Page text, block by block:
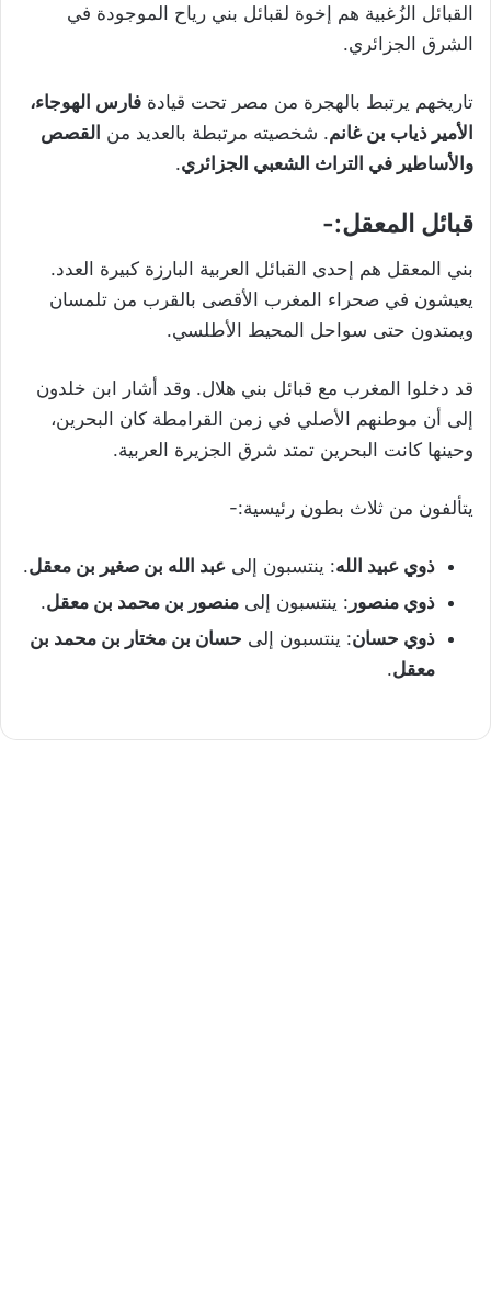
القبائل الزُغبية هم إخوة لقبائل بني رياح الموجودة في
الشرق الجزائري.
تاريخهم يرتبط بالهجرة من مصر تحت قيادة فارس الهوجاء،
الأمير ذياب بن غانم. شخصيته مرتبطة بالعديد من القصص
والأساطير في التراث الشعبي الجزائري.
قبائل المعقل:-
بني المعقل هم إحدى القبائل العربية البارزة كبيرة العدد.
يعيشون في صحراء المغرب الأقصى بالقرب من تلمسان
ويمتدون حتى سواحل المحيط الأطلسي.
قد دخلوا المغرب مع قبائل بني هلال. وقد أشار ابن خلدون
إلى أن موطنهم الأصلي في زمن القرامطة كان البحرين،
وحينها كانت البحرين تمتد شرق الجزيرة العربية.
يتألفون من ثلاث بطون رئيسية:-
ذوي عبيد الله: ينتسبون إلى عبد الله بن صغير بن معقل.
ذوي منصور : ينتسبون إلى منصور بن محمد بن معقل.
ذوي حسان: ينتسبون إلى حسان بن مختار بن محمد بن
معقل.